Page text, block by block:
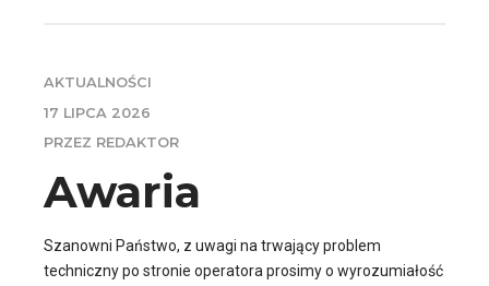
AKTUALNOŚCI
17 LIPCA 2026
PRZEZ REDAKTOR
Awaria
Szanowni Państwo, z uwagi na trwający problem
techniczny po stronie operatora prosimy o wyrozumiałość